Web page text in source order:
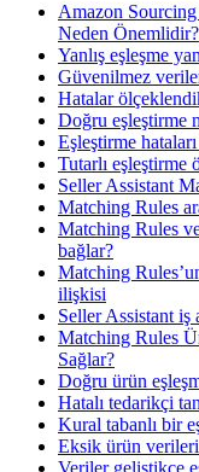
Amazon
Neden Önemlidir?
Yanlış eşleşme
Güvenilmez
Hatalar
Doğru eşleştirme
Eşleştirme
Tutarlı eşleştirme
Seller Assistant
Matching Rules
Matching Rules
bağlar?
Matching
ilişkisi
Seller Assistant iş
Matching Rules
Sağlar?
Doğru ürün
Hatalı tedarikçi
Kural tabanlı bir
Eksik ürün